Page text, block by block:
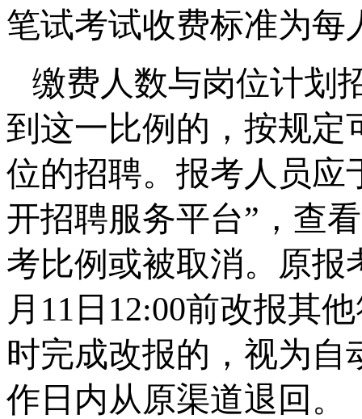
笔试考试收费标准为每
缴费人数与岗位计划
到这一比例的，按规定
位的招聘。报考人员应
开招聘服务平台”，查
考比例或被取消。原报
月11日12:00前改报其
时完成改报的，视为自
作日内从原渠道退回。